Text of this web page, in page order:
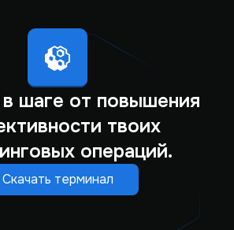
шаге от повышения
твоих
операций.
Скачать терминал